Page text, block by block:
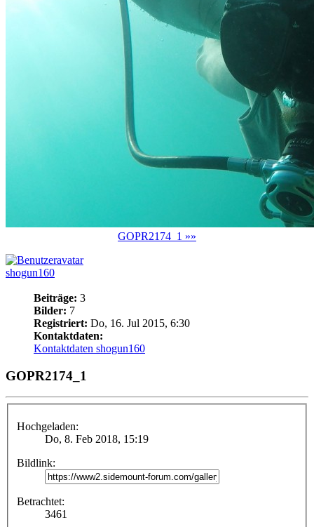
GOPR2174_1 »»
shogun160
Beiträge: 3
Bilder: 7
Registriert: Do, 16. Jul 2015, 6:30
Kontaktdaten:
Kontaktdaten shogun160
GOPR2174_1
Hochgeladen:
Do, 8. Feb 2018, 15:19
Bildlink:
Betrachtet:
3461